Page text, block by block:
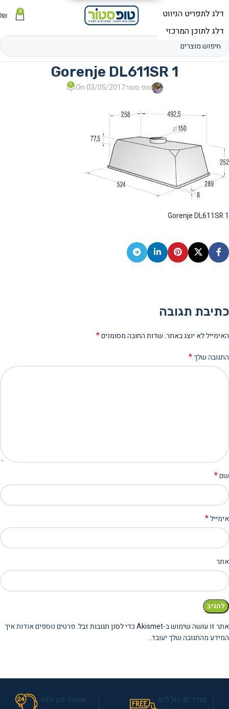
תפריט 0
₪
Gorenje DL611SR 1
טופ סטורOn 03/05/2017
0
Gorenje DL611SR 1
כתיבת תגובה
האימייל לא יוצג באתר.שדות החובה מסומנים*
התגובה שלך*
שם*
אימייל*
אתר
אתר זו עושה שימוש ב-Akismet כדי לסנן תגובות זבל.
פרטים נוספים אודות איך
המידע מהתגובה שלך יעובד.